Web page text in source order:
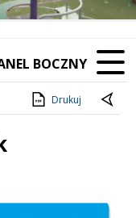
BOCZNY
Drukuj